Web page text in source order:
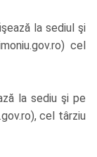
la sediul şi
) cel
la sediu şi pe
), cel târziu